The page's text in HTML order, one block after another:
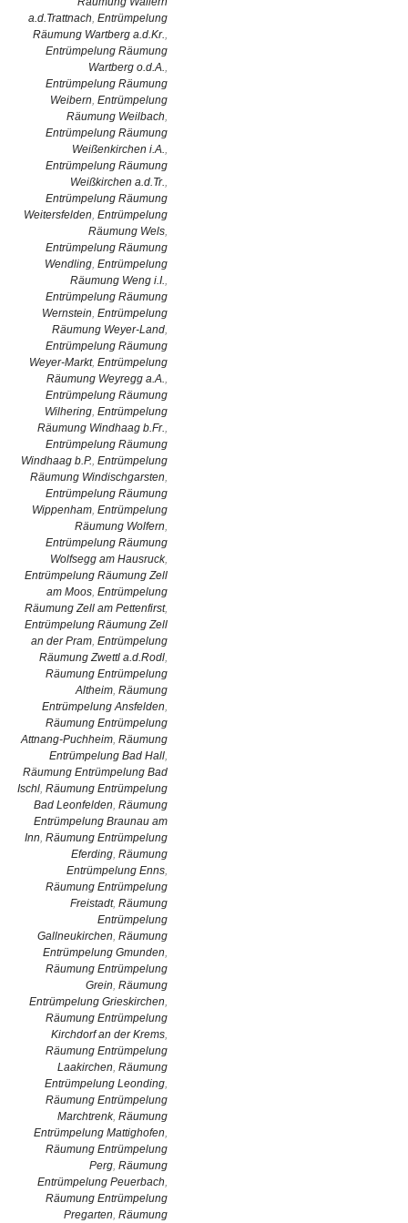
a.d.Trattnach, Entrümpelung
Räumung Wartberg a.d.Kr.,
Entrümpelung Räumung
Wartberg o.d.A.,
Entrümpelung Räumung
Weibern, Entrümpelung
Räumung Weilbach,
Entrümpelung Räumung
Weißenkirchen i.A.,
Entrümpelung Räumung
Weißkirchen a.d.Tr.,
Entrümpelung Räumung
Weitersfelden, Entrümpelung
Räumung Wels,
Entrümpelung Räumung
Wendling, Entrümpelung
Räumung Weng i.I.,
Entrümpelung Räumung
Wernstein, Entrümpelung
Räumung Weyer-Land,
Entrümpelung Räumung
Weyer-Markt, Entrümpelung
Räumung Weyregg a.A.,
Entrümpelung Räumung
Wilhering, Entrümpelung
Räumung Windhaag b.Fr.,
Entrümpelung Räumung
Windhaag b.P., Entrümpelung
Räumung Windischgarsten,
Entrümpelung Räumung
Wippenham, Entrümpelung
Räumung Wolfern,
Entrümpelung Räumung
Wolfsegg am Hausruck,
Entrümpelung Räumung Zell
am Moos, Entrümpelung
Räumung Zell am Pettenfirst,
Entrümpelung Räumung Zell
an der Pram, Entrümpelung
Räumung Zwettl a.d.Rodl,
Räumung Entrümpelung
Altheim, Räumung
Entrümpelung Ansfelden,
Räumung Entrümpelung
Attnang-Puchheim, Räumung
Entrümpelung Bad Hall,
Räumung Entrümpelung Bad
Ischl, Räumung Entrümpelung
Bad Leonfelden, Räumung
Entrümpelung Braunau am
Inn, Räumung Entrümpelung
Eferding, Räumung
Entrümpelung Enns,
Räumung Entrümpelung
Freistadt, Räumung
Entrümpelung
Gallneukirchen, Räumung
Entrümpelung Gmunden,
Räumung Entrümpelung
Grein, Räumung
Entrümpelung Grieskirchen,
Räumung Entrümpelung
Kirchdorf an der Krems,
Räumung Entrümpelung
Laakirchen, Räumung
Entrümpelung Leonding,
Räumung Entrümpelung
Marchtrenk, Räumung
Entrümpelung Mattighofen,
Räumung Entrümpelung
Perg, Räumung
Entrümpelung Peuerbach,
Räumung Entrümpelung
Pregarten, Räumung